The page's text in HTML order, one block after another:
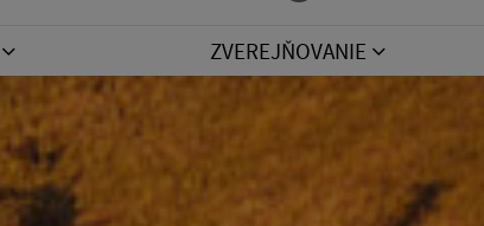
ZVEREJŇOVANIE